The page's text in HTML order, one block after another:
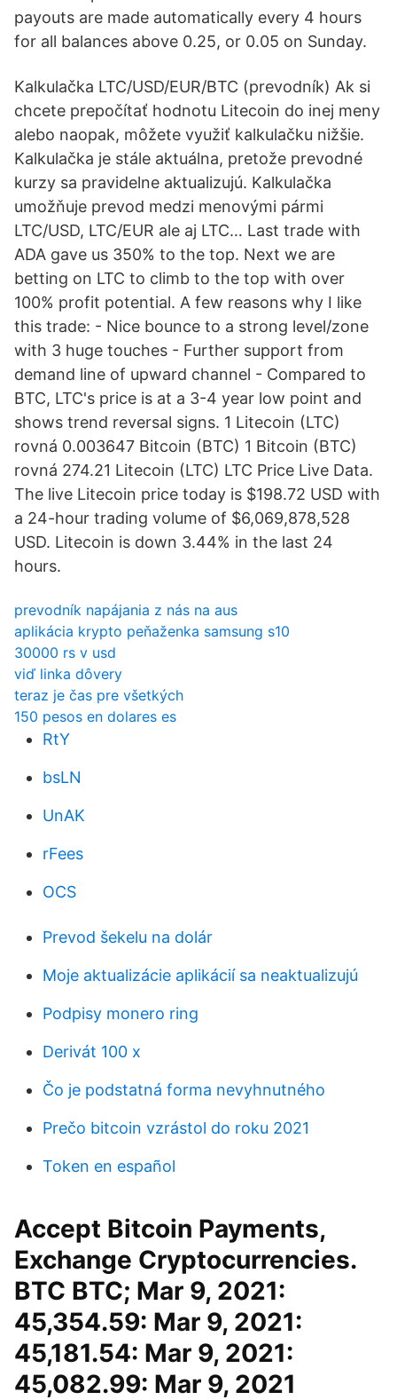
payouts are made automatically every 4 hours
for all balances above 0.25, or 0.05 on Sunday.
Kalkulačka LTC/USD/EUR/BTC (prevodník) Ak si
chcete prepočítať hodnotu Litecoin do inej meny
alebo naopak, môžete využiť kalkulačku nižšie.
Kalkulačka je stále aktuálna, pretože prevodné
kurzy sa pravidelne aktualizujú. Kalkulačka
umožňuje prevod medzi menovými pármi
LTC/USD, LTC/EUR ale aj LTC… Last trade with
ADA gave us 350% to the top. Next we are
betting on LTC to climb to the top with over
100% profit potential. A few reasons why I like
this trade: - Nice bounce to a strong level/zone
with 3 huge touches - Further support from
demand line of upward channel - Compared to
BTC, LTC's price is at a 3-4 year low point and
shows trend reversal signs. 1 Litecoin (LTC)
rovná 0.003647 Bitcoin (BTC) 1 Bitcoin (BTC)
rovná 274.21 Litecoin (LTC) LTC Price Live Data.
The live Litecoin price today is $198.72 USD with
a 24-hour trading volume of $6,069,878,528
USD. Litecoin is down 3.44% in the last 24
hours.
prevodník napájania z nás na aus
aplikácia krypto peňaženka samsung s10
30000 rs v usd
viď linka dôvery
teraz je čas pre všetkých
150 pesos en dolares es
RtY
bsLN
UnAK
rFees
OCS
Prevod šekelu na dolár
Moje aktualizácie aplikácií sa neaktualizujú
Podpisy monero ring
Derivát 100 x
Čo je podstatná forma nevyhnutného
Prečo bitcoin vzrástol do roku 2021
Token en español
Accept Bitcoin Payments,
Exchange Cryptocurrencies.
BTC BTC; Mar 9, 2021:
45,354.59: Mar 9, 2021:
45,181.54: Mar 9, 2021:
45,082.99: Mar 9, 2021